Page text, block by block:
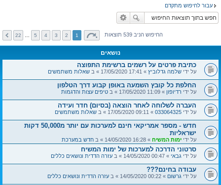
עבור לחיפוש מתקדם
החיפוש הניב 539 תוצאות 1
2
3
4
5
22
נושאים
כתיבת פרטים על רשמים ברשימת התפוצה
על ידי שלמה גדלוביץ » 17:41 17/05/2020 » ב שאלות משתמשים
החלפת כל קובץ השמעה באופן קבוע דרך הטלפון
על ידי רדיופון » 11:09 17/05/2020 » ב טיפים עצות והדגמות
העברה לשלוחה לאחר הוצאה (בסיום) חדר ועידה
על ידי 033064325 » 09:11 17/05/2020 » ב שאלות משתמשים
חדש - מספר אמריקאי חינם למערכות עם יותר מ50,000 דקות
ישראליות
על ידי ימות המשיח » 16:28 14/05/2020 » ב חדש במערכת
סרטוני הדרכה למערכות של ימות המשיח
על ידי גבאי » 00:47 14/05/2020 » ב עזרה הדדית ונושאים כללים
עבודה בחינם???
על ידי גרשום » 00:22 14/05/2020 » ב עזרה הדדית ונושאים כללים